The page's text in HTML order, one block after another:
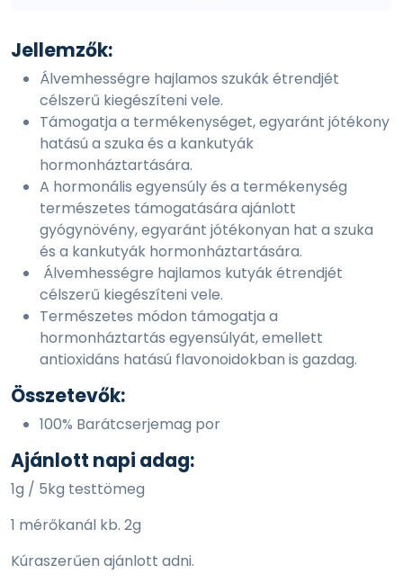
Jellemzők:
Álvemhességre hajlamos szukák étrendjét
célszerű kiegészíteni vele.
Támogatja a termékenységet, egyaránt jótékony
hatású a szuka és a kankutyák
hormonháztartására.
A hormonális egyensúly és a termékenység
természetes támogatására ajánlott
gyógynövény, egyaránt jótékonyan hat a szuka
és a kankutyák hormonháztartására.
Álvemhességre hajlamos kutyák étrendjét
célszerű kiegészíteni vele.
Természetes módon támogatja a
hormonháztartás egyensúlyát, emellett
antioxidáns hatású flavonoidokban is gazdag.
Összetevők:
100% Barátcserjemag por
Ajánlott napi adag:
1g / 5kg testtömeg
1 mérőkanál kb. 2g
Kúraszerűen ajánlott adni.